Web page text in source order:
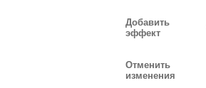
Добавить
эффект
Отменить
изменения